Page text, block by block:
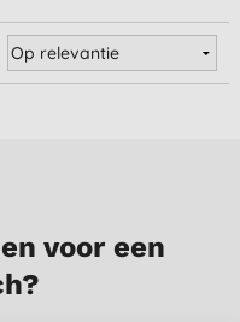
voor een